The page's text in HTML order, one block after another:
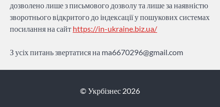
дозволено лише з письмового дозволу та лише за наявністю
зворотнього відкритого до індексації у пошукових системах
посилання на сайт https://in-ukraine.biz.ua/
З усіх питань звертатися на ma6670296@gmail.com
© Укрбізнес 2026